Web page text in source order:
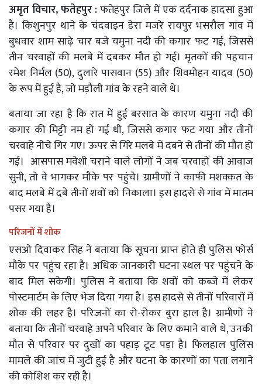
अमृत विचार, फतेहपुर :फतेहपुर जिले में एक दर्दनाक हादसा हुआ
है। किशुनपुर थाने के चंदवाइन डेरा मजरे रायपुर भसरौल गांव में
बुधवार शाम साढ़े चार बजे यमुना नदी की कगार फट गई, जिससे
तीन चरवाहों की मलबे में दबकर मौत हो गई। मृतकों की पहचान
रमेश निर्मल (50), दुलारे पासवान (55) और शिवमोहन यादव (50)
के रूप में हुई है, जो मड़ौली गांव के रहने वाले थे।
बताया जा रहा है कि रात में हुई बरसात के कारण यमुना नदी की
कगार की मिट्टी नम हो गई थी, जिससे कगार फट गया और तीनों
चरवाहे नीचे गिर गए। ऊपर से गिरे मलबे में दबने से तीनों की मौत हो
गई। आसपास मवेशी चराने वाले लोगों ने जब चरवाहों की आवाज
सुनी, तो वे भागकर मौके पर पहुंचे। ग्रामीणों ने काफी मशक्कत के
बाद मलबे में दबे तीनों शवों को निकाला। इस हादसे से गांव में मातम
पसर गया है।
परिजनों में शोक
एसओ दिवाकर सिंह ने बताया कि सूचना प्राप्त होते ही पुलिस फोर्स
मौके पर पहुंच रहा है। अधिक जानकारी घटना स्थल पर पहुंचने के
बाद मिल सकेगी। पुलिस ने बताया कि शवों को कब्जे में लेकर
पोस्टमार्टम के लिए भेज दिया गया है। इस हादसे से तीनों परिवारों में
शोक की लहर है। परिजनों का रो-रोकर बुरा हाल है। ग्रामीणों ने
बताया कि तीनों चरवाहे अपने परिवार के लिए कमाने वाले थे, उनकी
मौत से परिवार पर दुखों का पहाड़ टूट पड़ा है। फिलहाल पुलिस
मामले की जांच में जुटी हुई है और घटना के कारणों का पता लगाने
की कोशिश कर रही है।